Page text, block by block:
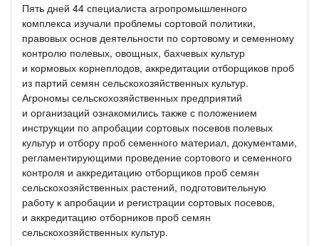
Пять дней 44 специалиста агропромышленного
комплекса изучали проблемы сортовой политики,
правовых основ деятельности по сортовому и семенному
контролю полевых, овощных, бахчевых культур
и кормовых корнеплодов, аккредитации отборщиков проб
из партий семян сельскохозяйственных культур.
Агрономы сельскохозяйственных предприятий
и организаций ознакомились также с положением
инструкции по апробации сортовых посевов полевых
культур и отбору проб семенного материал, документами,
регламентирующими проведение сортового и семенного
контроля и аккредитацию отборщиков проб семян
сельскохозяйственных растений, подготовительную
работу к апробации и регистрации сортовых посевов,
и аккредитацию отборников проб семян
сельскохозяйственных культур.